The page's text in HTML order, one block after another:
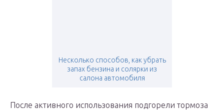
Несколько способов, как убрать
запах бензина и солярки из
салона автомобиля
После активного использования подгорели тормоза